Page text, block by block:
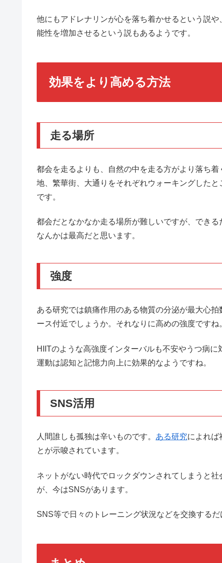
他にもアドレナリンが心を落ち着かせるという説
能性を増加させるという説もあるようです。
効果をより高める方法
走る場所
都会を走るよりも、自然の中を走る方がより落ち着
地、繁華街、大通りをそれぞれウォーキングした
です。
都会だとなかなか走る場所が難しいですが、でき
なんかは最高だと思います。
強度
ある研究では鎮痛作用のある物質の分泌が最大心
ース付近でしょうか。それなりに高めの強度ですね
HIITのような高強度インターバルも不安やうつ病
運動は認知と記憶力向上に効果的なようですね。
SNS活用
人間誰しも孤独は辛いものです。 ある研究によれば
とが示唆されています。
ネットがない時代でロックダウンされてしまうと
が、今はSNSがあります。
SNS等で日々のトレーニング状況などを交換する